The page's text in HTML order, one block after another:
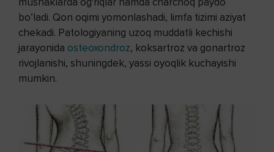
bo’ladi. Qon oqimi yomonlashadi, limfa tizimi aziyat
chekadi. Patologiyaning uzoq muddatli kechishi
jarayonida osteoxondroz, koksartroz va gonartroz
rivojlanishi, shuningdek, yassi oyoqlik kuchayishi
mumkin.